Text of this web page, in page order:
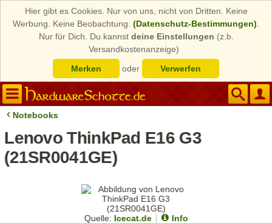
Hier gibt es Cookies. Nur von uns, nicht von Dritten. Keine
Werbung. Keine Beobachtung. (Datenschutz-Bestimmungen)
Nur für Dich. Du kannst deine Einstellungen (z.b.
Versandkostenanzeige)
Merken
oder Verwerfen
Notebooks
Lenovo ThinkPad E16 G3
(21SR0041GE)
Quelle: Icecat.de
Info